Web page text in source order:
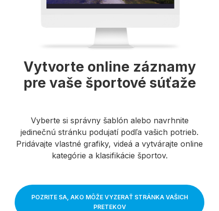
Vytvorte online záznamy
pre vaše športové súťaže
Vyberte si správny šablón alebo navrhnite
jedinečnú stránku podujatí podľa vašich potrieb.
Pridávajte vlastné grafiky, videá a vytvárajte online
kategórie a klasifikácie športov.
POZRITE SA, AKO MÔŽE VYZERAŤ STRÁNKA VAŠICH
PRETEKOV